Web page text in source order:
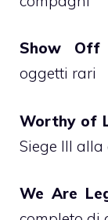
Show Off
oggetti rari
Worthy of
Siege III
We Are